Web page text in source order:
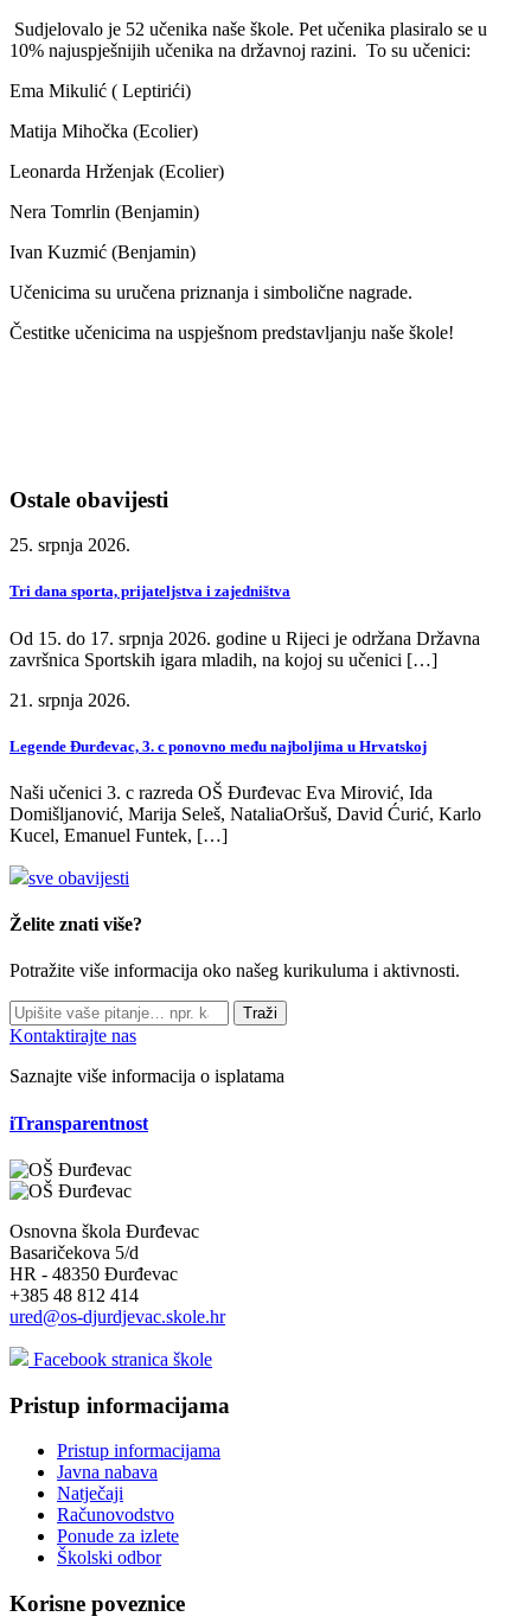
Sudjelovalo je 52 učenika naše škole. Pet učenika plasiralo se u
10% najuspješnijih učenika na državnoj razini. To su učenici:
Ema Mikulić ( Leptirići)
Matija Mihočka (Ecolier)
Leonarda Hrženjak (Ecolier)
Nera Tomrlin (Benjamin)
Ivan Kuzmić (Benjamin)
Učenicima su uručena priznanja i simbolične nagrade.
Čestitke učenicima na uspješnom predstavljanju naše škole!
Ostale obavijesti
25. srpnja 2026.
Tri dana sporta, prijateljstva i zajedništva
Od 15. do 17. srpnja 2026. godine u Rijeci je održana Državna
završnica Sportskih igara mladih, na kojoj su učenici […]
21. srpnja 2026.
Legende Đurđevac, 3. c ponovno među najboljima u Hrvatskoj
Naši učenici 3. c razreda OŠ Đurđevac Eva Mirović, Ida
Domišljanović, Marija Seleš, NataliaOršuš, David Ćurić, Karlo
Kucel, Emanuel Funtek, […]
sve obavijesti
Želite znati više?
Potražite više informacija oko našeg kurikuluma i aktivnosti.
Traži
Kontaktirajte nas
Saznajte više informacija o isplatama
iTransparentnost
Osnovna škola Đurđevac
Basaričekova 5/d
HR - 48350 Đurđevac
+385 48 812 414
ured@os-djurdjevac.skole.hr
Facebook stranica škole
Pristup informacijama
Pristup informacijama
Javna nabava
Natječaji
Računovodstvo
Ponude za izlete
Školski odbor
Korisne poveznice